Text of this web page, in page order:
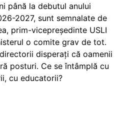
până la debutul anului
2027, sunt semnalate de
prim-vicepreședinte USLI
o comite grav de tot.
disperați că oamenii
posturi. Ce se întâmplă cu
cu educatorii?